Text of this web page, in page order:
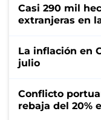
Casi 290 mil
extranjeras en
La inflación en
julio
Conflicto
rebaja del 20%